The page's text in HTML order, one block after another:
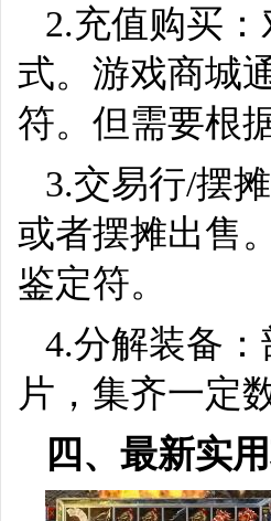
2.充值购买
式。游戏商城
符。但需要根
3.交易行/摆
或者摆摊出售
鉴定符。
4.分解装备
片，集齐一定
四、最新实